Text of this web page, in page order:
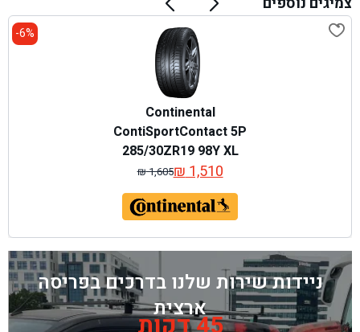
6%-
Continental
ContiSportContact 5P
285/30ZR19 98Y XL
₪1,605
המחיר
המקורי
היה:
₪ 1,605.
₪1,510
המחיר
הנוכחי
הוא:
₪ 1,510.
ניידות שירות שלנו בדרכים בפריסה
ארצית